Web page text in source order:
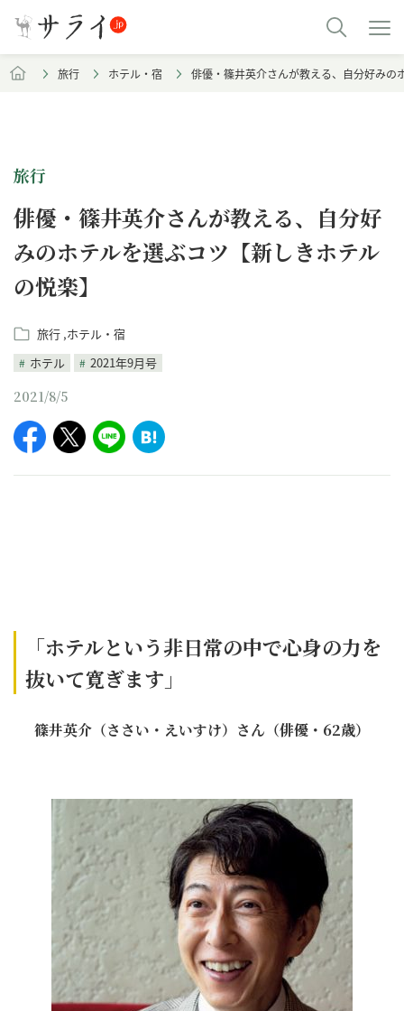
旅行 ホテル・宿 俳優・篠井英介さんが教える、自分好み
旅行
俳優・篠井英介さんが教える、自分好
みのホテルを選ぶコツ【新しきホテル
の悦楽】
旅行 ホテル・宿
ホテル
2021年9月号
2021/8/5
「ホテルという非日常の中で心身の力を
抜いて寛ぎます」
篠井英介（ささい・えいすけ）さん（俳優・62歳）